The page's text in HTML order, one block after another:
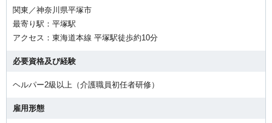
関東／神奈川県平塚市
最寄り駅：平塚駅
アクセス：東海道本線 平塚駅徒歩約10分
必要資格及び経験
ヘルパー2級以上（介護職員初任者研修）
雇用形態